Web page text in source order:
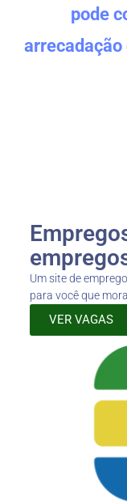
pode
arrecadação
Um site de
para você que
VER VAGAS